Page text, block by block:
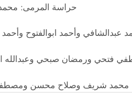
حراسة المرمى: محمد
وأحمد ابوالفتوح
فتحي ورمضان صبحي وعبدالله
محمد شريف وصلاح محسن